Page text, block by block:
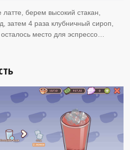
берем высокий стакан,
затем 4 раза клубничный сироп,
место для эспрессо…